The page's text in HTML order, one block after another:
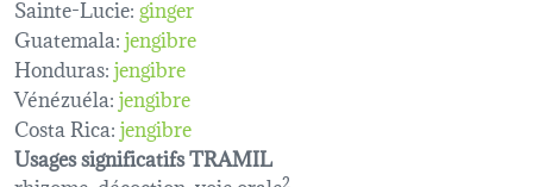
Sainte-Lucie:ginger
Guatemala:jengibre
Honduras:jengibre
Vénézuéla:jengibre
Costa Rica:jengibre
Usages significatifs TRAMIL
2